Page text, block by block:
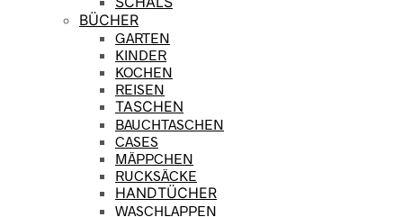
BÜCHER
GARTEN
KINDER
KOCHEN
REISEN
TASCHEN
BAUCHTASCHEN
CASES
MÄPPCHEN
RUCKSÄCKE
HANDTÜCHER
WASCHLAPPEN